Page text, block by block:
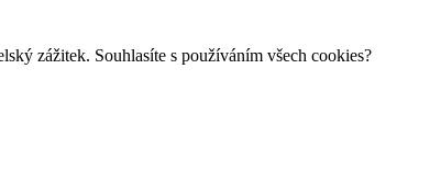
zážitek. Souhlasíte s používáním všech cookies?